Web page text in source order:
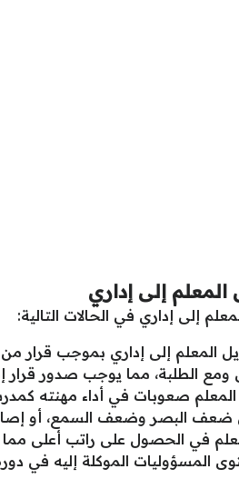
إلى إداري
إلى إداري في الحالات التالية:
المعلم إلى إداري بموجب قرار
ومع الطلبة، مما يوجب صدور قرار
صعوبات في أداء مهنته
ضعف البصر وضعف السمع، أو
في الحصول على راتب أعلى مما
المسؤوليات الموكلة إليه في